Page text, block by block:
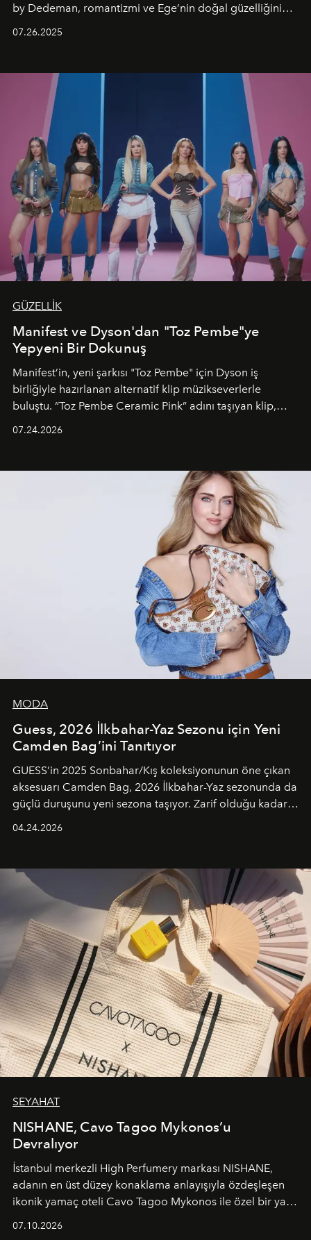
by Dedeman, romantizmi ve Ege’nin doğal güzelliğini
07.26.2025
GÜZELLİK
Manifest ve Dyson'dan "Toz Pembe"ye
Yepyeni Bir Dokunuş
Manifest’in, yeni şarkısı "Toz Pembe" için Dyson iş
birliğiyle hazırlanan alternatif klip müzikseverlerle
buluştu. “Toz Pembe Ceramic Pink” adını taşıyan klip,
unsurlarından biri olarak öne çıkıyor.
07.24.2026
MODA
Guess, 2026 İlkbahar-Yaz Sezonu için Yeni
Camden Bag’ini Tanıtıyor
GUESS’in 2025 Sonbahar/Kış koleksiyonunun öne çıkan
aksesuarı Camden Bag, 2026 İlkbahar-Yaz sezonunda da
güçlü duruşunu yeni sezona taşıyor. Zarif olduğu kadar
04.24.2026
SEYAHAT
NISHANE, Cavo Tagoo Mykonos’u
Devralıyor
İstanbul merkezli High Perfumery markası NISHANE,
adanın en üst düzey konaklama anlayışıyla özdeşleşen
ikonik yamaç oteli Cavo Tagoo Mykonos ile özel bir yaz
07.10.2026